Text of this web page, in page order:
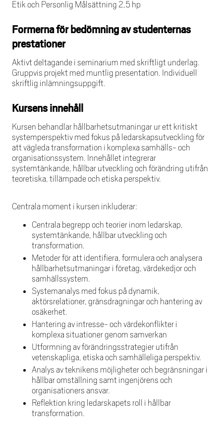
Etik och Personlig Målsättning 2,5 hp
Formerna för bedömning av studenternas
prestationer
Aktivt deltagande i seminarium med skriftligt underlag.
Gruppvis projekt med muntlig presentation. Individuell
skriftlig inlämningsuppgift.
Kursens innehåll
Kursen behandlar hållbarhetsutmaningar ur ett kritiskt
systemperspektiv med fokus på ledarskapsutveckling för
att vägleda transformation i komplexa samhälls- och
organisationssystem. Innehållet integrerar
systemtänkande, hållbar utveckling och förändring utifrån
teoretiska, tillämpade och etiska perspektiv.
Centrala moment i kursen inkluderar:
Centrala begrepp och teorier inom ledarskap,
systemtänkande, hållbar utveckling och
transformation.
Metoder för att identifiera, formulera och analysera
hållbarhetsutmaningar i företag, värdekedjor och
samhällssystem.
Systemanalys med fokus på dynamik,
aktörsrelationer, gränsdragningar och hantering av
osäkerhet.
Hantering av intresse- och värdekonflikter i
komplexa situationer genom samverkan
Utformning av förändringsstrategier utifrån
vetenskapliga, etiska och samhälleliga perspektiv.
Analys av teknikens möjligheter och begränsningar i
hållbar omställning samt ingenjörens och
organisationers ansvar.
Reflektion kring ledarskapets roll i hållbar
transformation.